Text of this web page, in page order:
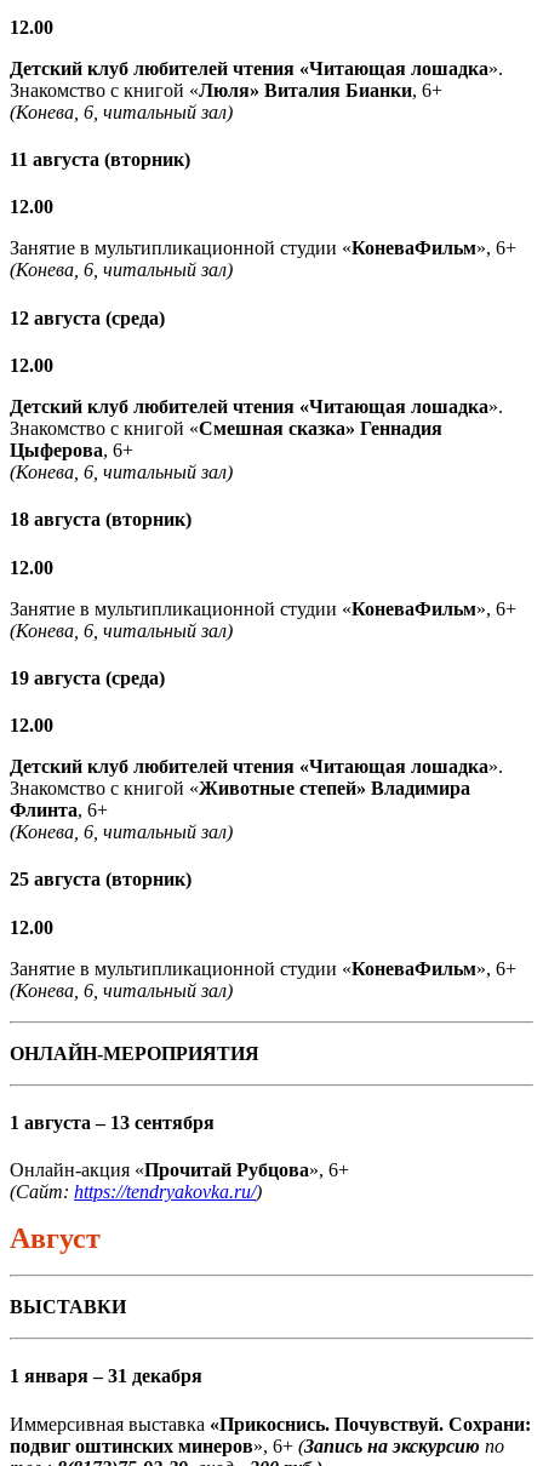
12.00
Детский клуб любителей чтения «Читающая лошадка».
Знакомство с книгой «Люля» Виталия Бианки, 6+
(Конева, 6, читальный зал)
11 августа (вторник)
12.00
Занятие в мультипликационной студии «КоневаФильм», 6+
(Конева, 6, читальный зал)
12 августа (среда)
12.00
Детский клуб любителей чтения «Читающая лошадка».
Знакомство с книгой «Смешная сказка» Геннадия
Цыферова, 6+
(Конева, 6, читальный зал)
18 августа (вторник)
12.00
Занятие в мультипликационной студии «КоневаФильм», 6+
(Конева, 6, читальный зал)
19 августа (среда)
12.00
Детский клуб любителей чтения «Читающая лошадка».
Знакомство с книгой «Животные степей» Владимира
Флинта, 6+
(Конева, 6, читальный зал)
25 августа (вторник)
12.00
Занятие в мультипликационной студии «КоневаФильм», 6+
(Конева, 6, читальный зал)
ОНЛАЙН-МЕРОПРИЯТИЯ
1 августа – 13 сентября
Онлайн-акция «Прочитай Рубцова», 6+
(Сайт: https://tendryakovka.ru/)
Август
ВЫСТАВКИ
1 января – 31 декабря
Иммерсивная выставка «Прикоснись. Почувствуй. Сохрани:
подвиг оштинских минеров», 6+ (Запись на экскурсию по